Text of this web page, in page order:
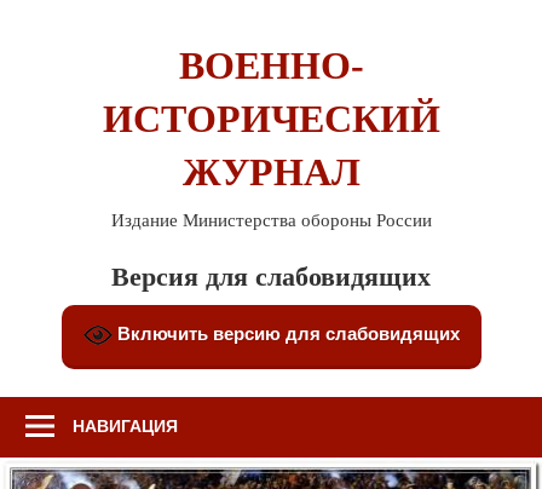
ВОЕННО-
ИСТОРИЧЕСКИЙ
ЖУРНАЛ
Издание Министерства обороны России
Версия для слабовидящих
Включить версию для слабовидящих
НАВИГАЦИЯ